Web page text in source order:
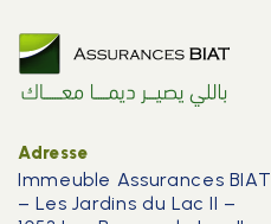
Adresse
Immeuble Assurances BIAT
– Les Jardins du Lac II –